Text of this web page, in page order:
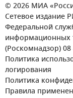
© 2026 МИА
Сетевое издание
Федеральной
информационных
(Роскомнадзор)
Политика
логирования
Политика
Правила